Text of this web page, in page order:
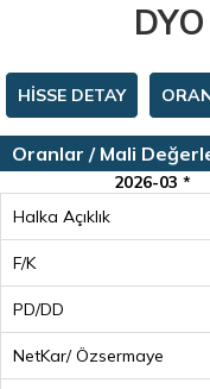
HİSSE DETAY
Oranlar / Mali
2026-03 *
Halka Açıklık
F/K
PD/DD
NetKar/ Özsermaye